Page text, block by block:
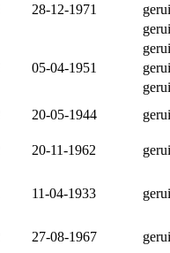
28-12-1971
05-04-1951
20-05-1944
20-11-1962
11-04-1933
27-08-1967